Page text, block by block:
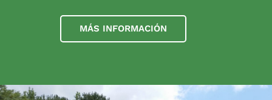
MÁS INFORMACIÓN